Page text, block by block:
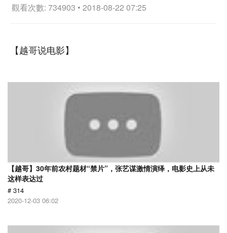
觀看次數: 734903 • 2018-08-22 07:25
【越哥说电影】
【越哥】30年前农村题材“禁片”，张艺谋激情演绎，电影史上从未
这样表达过
# 314
2020-12-03 06:02